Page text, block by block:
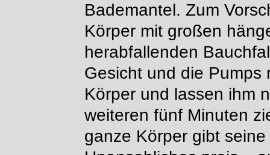
Bademantel. Zum
Körper mit großen
herabfallenden
Gesicht und die Pumps
Körper und lassen ihm
weiteren fünf Minuten
ganze Körper gibt